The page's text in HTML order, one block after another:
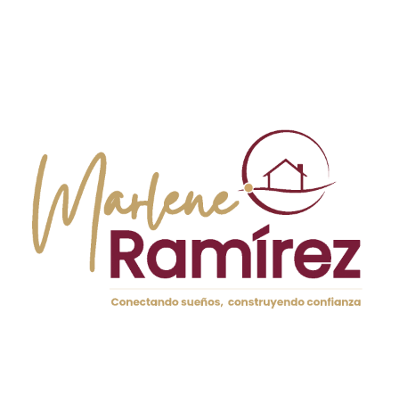
Benimaclet es otro barrio ideal para vivir con niños,
caracterizado por su tranquilidad y su ambiente residencial.
Este barrio combina un ambiente relajado con un acceso
fácil al centro de la ciudad, lo que es perfecto para familias
demasiado de las comodidades urbanas. La oferta